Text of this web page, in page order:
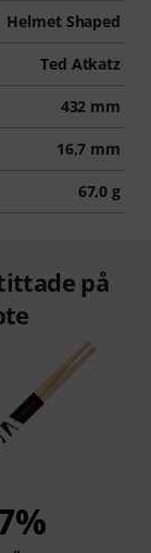
Helmet Shaped
Ted Atkatz
432 mm
16,7 mm
67,0 g
på